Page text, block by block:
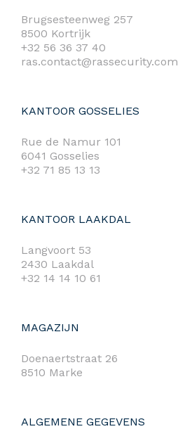
Brugsesteenweg 257
8500 Kortrijk
+32 56 36 37 40
ras.contact@rassecurity.com
KANTOOR GOSSELIES
Rue de Namur 101
6041 Gosselies
+32 71 85 13 13
KANTOOR LAAKDAL
Langvoort 53
2430 Laakdal
+32 14 14 10 61
MAGAZIJN
Doenaertstraat 26
8510 Marke
ALGEMENE GEGEVENS